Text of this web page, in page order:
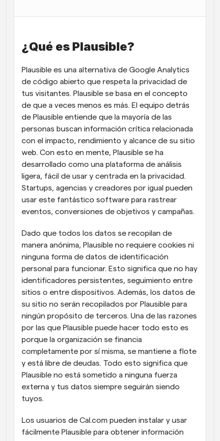
impulsadas por IA
Flujos de trabajo
Blog
actualizaciones
Reuniones Instantáneas
Reúnete con clientes en minutos
Enlaces de Grupo Dinámico
Reserva reuniones de forma fluida con varias personas
Webhooks
Recibe notificaciones cuando ocurra algo
¿Qué es Plausible?
Plausible es una alternativa de Google Analytics
de código abierto que respeta la privacidad de
tus visitantes. Plausible se basa en el concepto
de que a veces menos es más. El equipo detrás
de Plausible entiende que la mayoría de las
personas buscan información crítica relacionada
con el impacto, rendimiento y alcance de su sitio
web. Con esto en mente, Plausible se ha
desarrollado como una plataforma de análisis
ligera, fácil de usar y centrada en la privacidad.
Startups, agencias y creadores por igual pueden
usar este fantástico software para rastrear
eventos, conversiones de objetivos y campañas.
Dado que todos los datos se recopilan de
manera anónima, Plausible no requiere cookies ni
ninguna forma de datos de identificación
personal para funcionar. Esto significa que no hay
identificadores persistentes, seguimiento entre
sitios o entre dispositivos. Además, los datos de
su sitio no serán recopilados por Plausible para
ningún propósito de terceros. Una de las razones
por las que Plausible puede hacer todo esto es
porque la organización se financia
completamente por sí misma, se mantiene a flote
y está libre de deudas. Todo esto significa que
Plausible no está sometido a ninguna fuerza
externa y tus datos siempre seguirán siendo
tuyos.
Los usuarios de Cal.com pueden instalar y usar
fácilmente Plausible para obtener información